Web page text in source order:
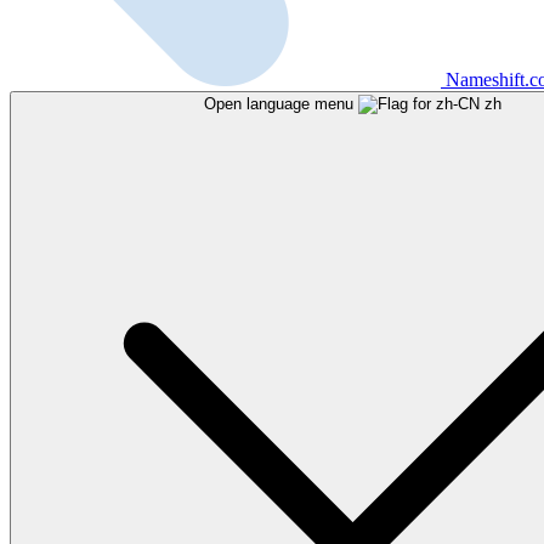
Open language menu zh